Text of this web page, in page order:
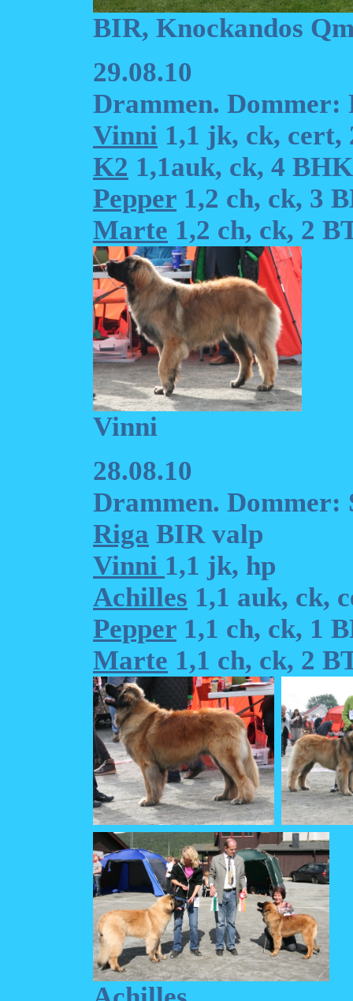
BIR, Knockandos
29.08.10
Drammen.
Vinni 1,1 jk, ck, cert,
K2 1,1auk, ck, 4 BHK
Pepper 1,2 ch, ck, 3
Marte 1,2 ch, ck, 2
Vinni
28.08.10
Drammen. Dommer:
Riga BIR valp
Vinni 1,1 jk, hp
Achilles 1,1 auk, ck,
Pepper 1,1 ch, ck, 1
Marte 1,1 ch, ck, 2